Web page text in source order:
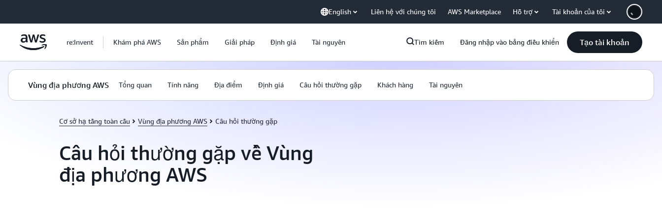
English Liên hệ với chúng tôi AWS Marketplace Hỗ trợ Tài khoản của tôi
re:Invent Khám phá AWS Sản phẩm Giải pháp Định giá Tài nguyên Tìm kiếm Đăng nhập vào bảng điều khiển Tạo tài khoản
Vùng địa phương AWS Tổng quan Tính năng Địa điểm Định giá Câu hỏi thường gặp Khách hàng Tài nguyên
Cơ sở hạ tầng toàn cầu Vùng địa phương AWS Câu hỏi thường gặp
Câu hỏi thường gặp về Vùng
địa phương AWS